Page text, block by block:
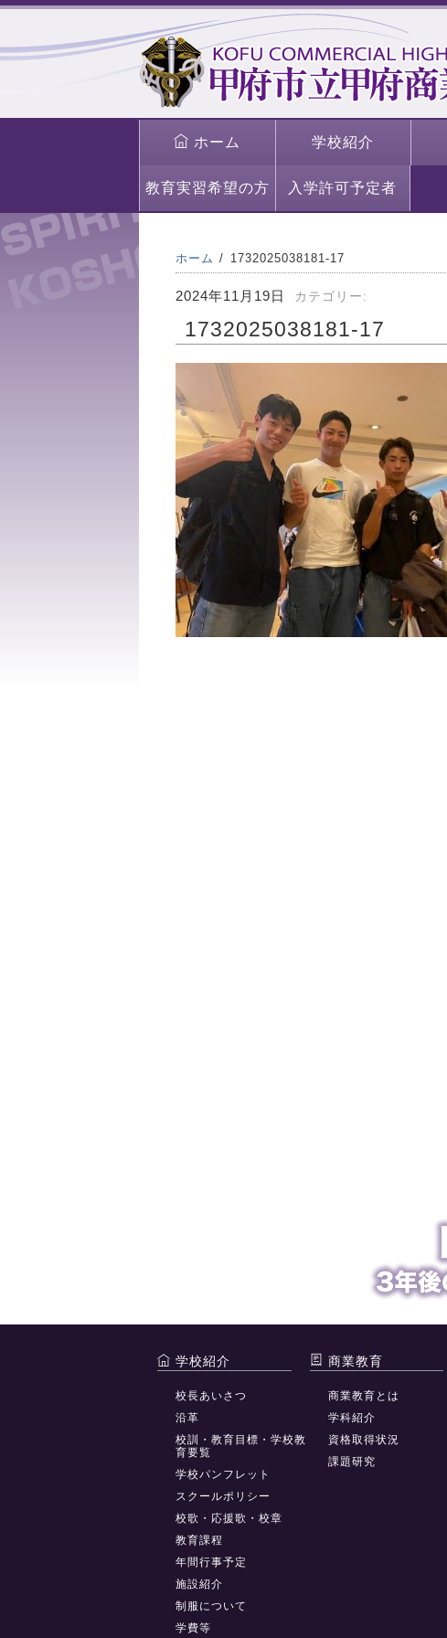
ホーム 学校紹介
教育実習希望の方 入学許可予定者
ホーム 1732025038181-17
2024年11月19日 カテゴリー:
1732025038181-17
学校紹介
校長あいさつ
沿革
校訓・教育目標・学校教
育要覧
学校パンフレット
スクールポリシー
校歌・応援歌・校章
教育課程
年間行事予定
施設紹介
制服について
学費等
商業教育
商業教育とは
学科紹介
資格取得状況
課題研究